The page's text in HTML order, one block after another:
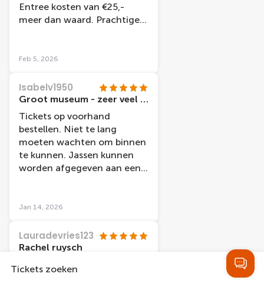
Entree kosten van €25,-
meer dan waard. Prachtige
Feb 5, 2026
Isabelv1950
Groot museum - zeer veel bezoekers
Tickets op voorhand
bestellen. Niet te lang
moeten wachten om binnen
te kunnen. Jassen kunnen
worden afgegeven aan een
december - kerstvakantie en
echt heel druk daardoor
hebben we niet het hele
We zullen nog eens moeten
Jan 14, 2026
Lauradevries123
Rachel ruysch
Ik vind Stilleven met
Tickets zoeken